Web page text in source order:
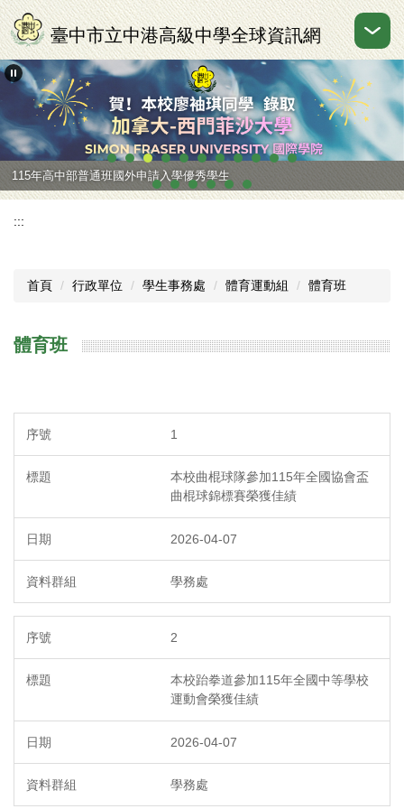
跳
到
主
要
區
臺中市立中港高級中學全球資訊網
115年高中部普通班國外申請入學優秀學生
:::
首頁 行政單位 學生事務處 體育運動組 體育班
體育班
1
本校曲棍球隊參加115年全國協會盃
曲棍球錦標賽榮獲佳績
2026-04-07
學務處
2
本校跆拳道參加115年全國中等學校
運動會榮獲佳績
2026-04-07
學務處